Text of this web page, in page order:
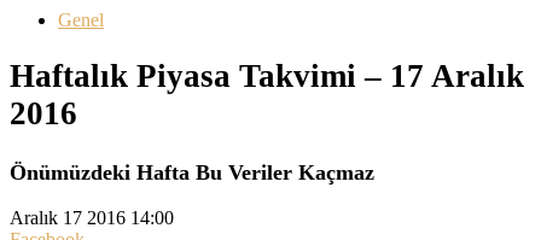
Genel
Haftalık Piyasa Takvimi – 17 Aralık
2016
Önümüzdeki Hafta Bu Veriler Kaçmaz
Aralık 17 2016 14:00